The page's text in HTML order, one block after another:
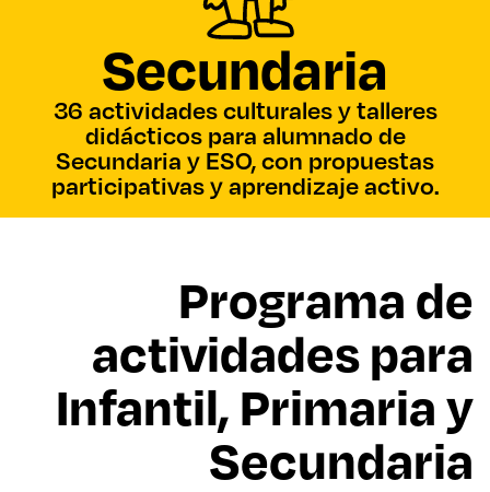
Secundaria
36 actividades culturales y talleres
didácticos para alumnado de
Secundaria y ESO, con propuestas
participativas y aprendizaje activo.
Programa de
actividades para
Infantil, Primaria y
Secundaria